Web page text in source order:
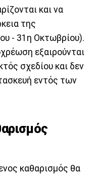
και να
της
- 31η Οκτωβρίου).
εξαιρούνται
σχεδίου και δεν
εντός των
καθαρισμός θα